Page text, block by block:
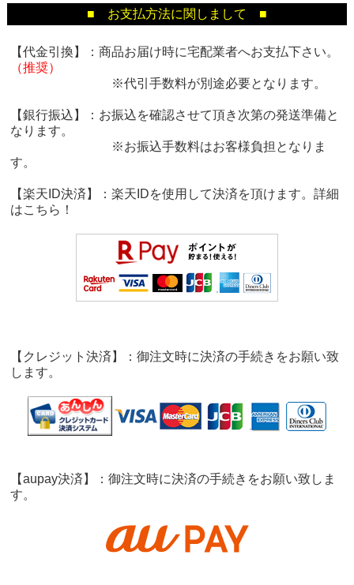
■ お支払方法に関しまして ■
【代金引換】：商品お届け時に宅配業者へお支払下さい。
（推奨）
※代引手数料が別途必要となります。
【銀行振込】：お振込を確認させて頂き次第の発送準備と
なります。
※お振込手数料はお客様負担となりま
す。
【楽天ID決済】：楽天IDを使用して決済を頂けます。詳細
はこちら！
【クレジット決済】：御注文時に決済の手続きをお願い致
します。
【aupay決済】：御注文時に決済の手続きをお願い致しま
す。